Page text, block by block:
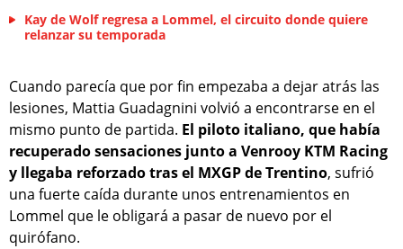
Kay de Wolf regresa a Lommel, el circuito donde quiere
relanzar su temporada
Cuando parecía que por fin empezaba a dejar atrás las
lesiones, Mattia Guadagnini volvió a encontrarse en el
mismo punto de partida. El piloto italiano, que había
recuperado sensaciones junto a Venrooy KTM Racing
y llegaba reforzado tras el MXGP de Trentino, sufrió
una fuerte caída durante unos entrenamientos en
Lommel que le obligará a pasar de nuevo por el
quirófano.